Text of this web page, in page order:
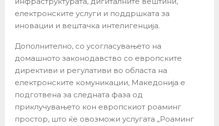
електронските услуги и поддршката за
иновации и вештачка интелигенција.
Дополнително, со усогласувањето на
домашното законодавство со европските
директиви и регулативи во областа на
електронските комуникации, Македонија е
подготвена за следната фаза од
приклучувањето кон европскиот роаминг
простор, што ќе овозможи услугата „Роаминг